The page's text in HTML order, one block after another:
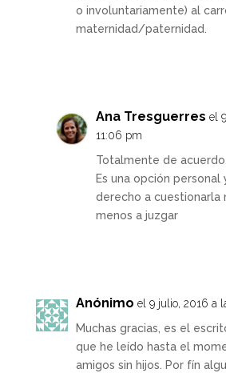
o involuntariamente) al
maternidad/paternidad.
Ana Tresguerres el
11:06 pm
Totalmente de acuerdo.
Es una opción personal
derecho a cuestionarla
menos a juzgar
Anónimo el 9 julio, 2016 a
Muchas gracias, es el
que he leído hasta el
amigos sin hijos. Por fín